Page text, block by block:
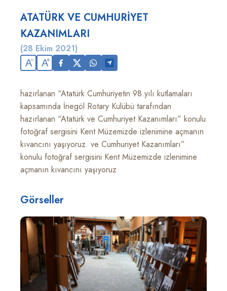
ATATÜRK VE CUMHURİYET
KAZANIMLARI
(28 Ekim 2021)
A A
hazırlanan “Atatürk Cumhuriyetin 98.yılı kutlamaları
kapsamında İnegöl Rotary Kulübü tarafından
hazırlanan “Atatürk ve Cumhuriyet Kazanımları” konulu
fotoğraf sergisini Kent Müzemizde izlenimine açmanın
kıvancını yaşıyoruz. ve Cumhuriyet Kazanımları”
konulu fotoğraf sergisini Kent Müzemizde izlenimine
açmanın kıvancını yaşıyoruz
Görseller